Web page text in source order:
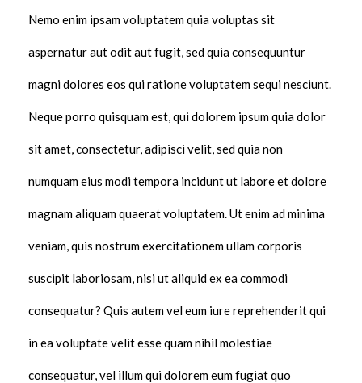
Nemo enim ipsam voluptatem quia voluptas sit
aspernatur aut odit aut fugit, sed quia consequuntur
magni dolores eos qui ratione voluptatem sequi nesciunt.
Neque porro quisquam est, qui dolorem ipsum quia dolor
sit amet, consectetur, adipisci velit, sed quia non
numquam eius modi tempora incidunt ut labore et dolore
magnam aliquam quaerat voluptatem. Ut enim ad minima
veniam, quis nostrum exercitationem ullam corporis
suscipit laboriosam, nisi ut aliquid ex ea commodi
consequatur? Quis autem vel eum iure reprehenderit qui
in ea voluptate velit esse quam nihil molestiae
consequatur, vel illum qui dolorem eum fugiat quo